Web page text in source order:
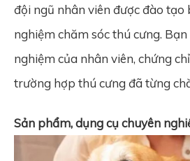
đội ngũ nhân viên được đào tạo
nghiệm chăm sóc thú cưng.
nghiệm của nhân viên, chứng
trường hợp thú cưng đã từng
Sản phẩm, dụng cụ chuyên